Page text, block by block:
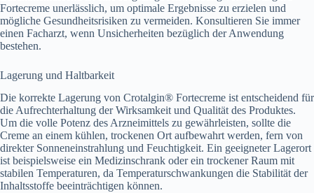
Fortecreme unerlässlich, um optimale Ergebnisse zu erzielen und
mögliche Gesundheitsrisiken zu vermeiden. Konsultieren Sie immer
einen Facharzt, wenn Unsicherheiten bezüglich der Anwendung
bestehen.
Lagerung und Haltbarkeit
Die korrekte Lagerung von Crotalgin® Fortecreme ist entscheidend für
die Aufrechterhaltung der Wirksamkeit und Qualität des Produktes.
Um die volle Potenz des Arzneimittels zu gewährleisten, sollte die
Creme an einem kühlen, trockenen Ort aufbewahrt werden, fern von
direkter Sonneneinstrahlung und Feuchtigkeit. Ein geeigneter Lagerort
ist beispielsweise ein Medizinschrank oder ein trockener Raum mit
stabilen Temperaturen, da Temperaturschwankungen die Stabilität der
Inhaltsstoffe beeinträchtigen können.